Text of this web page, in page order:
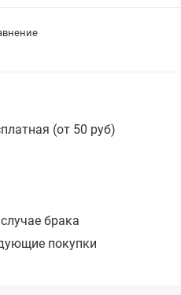
(от 50 руб)
брака
покупки